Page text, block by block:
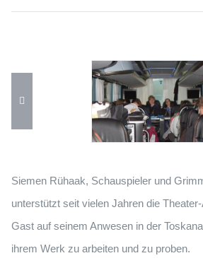
Siemen Rühaak, Schauspieler und
unterstützt seit vielen Jahren die
Gast auf seinem Anwesen in der
ihrem Werk zu arbeiten und zu proben.